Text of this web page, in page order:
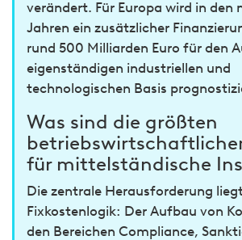
verändert. Für Europa wird in den
Jahren ein zusätzlicher
rund 500 Milliarden Euro für den
eigenständigen industriellen und
technologischen Basis
Was sind die größten
für mittelständische
Die zentrale Herausforderung
Fixkostenlogik: Der Aufbau von
den Bereichen Compliance,